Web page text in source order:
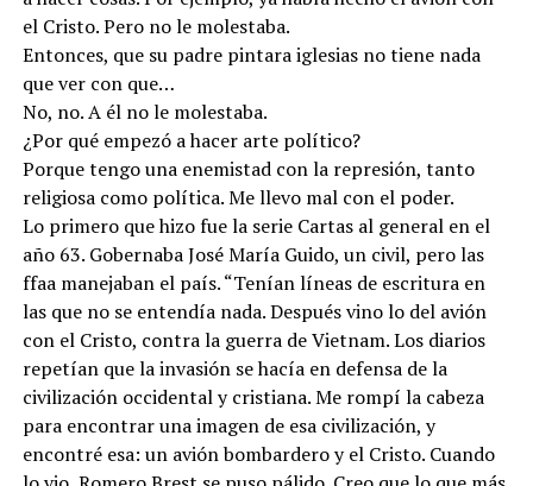
el Cristo. Pero no le molestaba.
Entonces, que su padre pintara iglesias no tiene nada
que ver con que…
No, no. A él no le molestaba.
¿Por qué empezó a hacer arte político?
Porque tengo una enemistad con la represión, tanto
religiosa como política. Me llevo mal con el poder.
Lo primero que hizo fue la serie Cartas al general en el
año 63. Gobernaba José María Guido, un civil, pero las
ffaa manejaban el país. “Tenían líneas de escritura en
las que no se entendía nada. Después vino lo del avión
con el Cristo, contra la guerra de Vietnam. Los diarios
repetían que la invasión se hacía en defensa de la
civilización occidental y cristiana. Me rompí la cabeza
para encontrar una imagen de esa civilización, y
encontré esa: un avión bombardero y el Cristo. Cuando